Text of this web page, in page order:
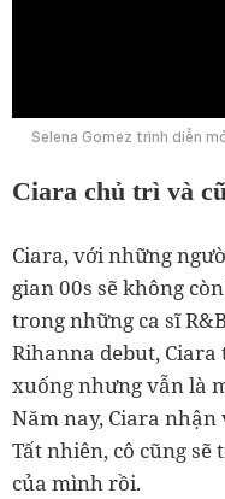
Selena Gomez trình diễn
Ciara chủ trì và
Ciara, với những
gian 00s sẽ không
trong những ca sĩ
Rihanna debut,
xuống nhưng vẫn là
Năm nay, Ciara
Tất nhiên, cô cũng
của mình rồi.